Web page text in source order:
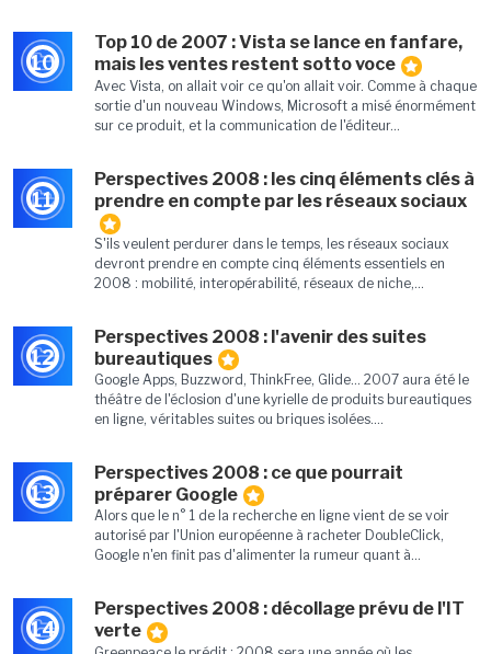
10
Top 10 de 2007 : Vista se lance en fanfare,
mais les ventes restent sotto voce
Avec Vista, on allait voir ce qu'on allait voir. Comme à chaque
sortie d'un nouveau Windows, Microsoft a misé énormément
sur ce produit, et la communication de l'éditeur...
11
Perspectives 2008 : les cinq éléments clés à
prendre en compte par les réseaux sociaux
S'ils veulent perdurer dans le temps, les réseaux sociaux
devront prendre en compte cinq éléments essentiels en
2008 : mobilité, interopérabilité, réseaux de niche,...
12
Perspectives 2008 : l'avenir des suites
bureautiques
Google Apps, Buzzword, ThinkFree, Glide... 2007 aura été le
théâtre de l'éclosion d'une kyrielle de produits bureautiques
en ligne, véritables suites ou briques isolées....
13
Perspectives 2008 : ce que pourrait
préparer Google
Alors que le n° 1 de la recherche en ligne vient de se voir
autorisé par l'Union européenne à racheter DoubleClick,
Google n'en finit pas d'alimenter la rumeur quant à...
14
Perspectives 2008 : décollage prévu de l'IT
verte